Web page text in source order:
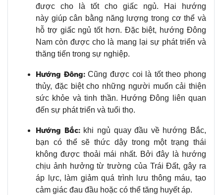
được cho là tốt cho giấc ngủ. Hai hướng
này giúp cân bằng năng lượng trong cơ thể và
hỗ trợ giấc ngủ tốt hơn. Đặc biệt, hướng Đông
Nam còn được cho là mang lại sự phát triển và
thăng tiến trong sự nghiệp.
Hướng Đông:Cũng được coi là tốt theo phong
thủy, đặc biệt cho những người muốn cải thiện
sức khỏe và tinh thần. Hướng Đông liên quan
đến sự phát triển và tuổi thọ.
Hướng Bắc:khi ngủ quay đầu về hướng Bắc,
bạn có thể sẽ thức dậy trong một trạng thái
không được thoải mái nhất. Bởi đây là hướng
chịu ảnh hưởng từ trường của Trái Đất, gây ra
áp lực, làm giảm quá trình lưu thông máu, tạo
cảm giác đau đầu hoặc có thể tăng huyết áp.